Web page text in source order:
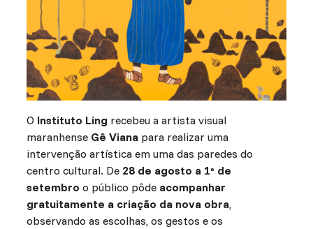
O Instituto Ling recebeu a artista visual
maranhense Gê Vianapara realizar uma
intervenção artística em uma das paredes do
centro cultural. De 28 de agosto a 1º de
setembro o público pôde acompanhar
gratuitamente a criação da nova obra,
observando as escolhas, os gestos e os